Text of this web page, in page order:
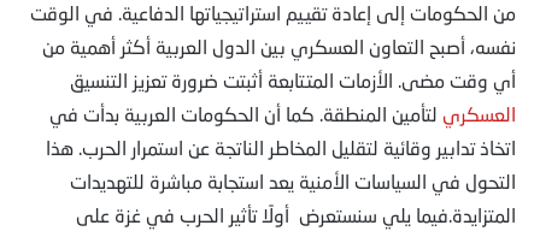
من الحكومات إلى إعادة تقييم استراتيجياتها الدفاعية. في الوقت
نفسه، أصبح التعاون العسكري بين الدول العربية أكثر أهمية من
أي وقت مضى. الأزمات المتتابعة أثبتت ضرورة تعزيز التنسيق
العسكري لتأمين المنطقة. كما أن الحكومات العربية بدأت في
اتخاذ تدابير وقائية لتقليل المخاطر الناتجة عن استمرار الحرب. هذا
التحول في السياسات الأمنية يعد استجابة مباشرة للتهديدات
المتزايدة.فيما يلي سنستعرض أولًا تأثير الحرب في غزة على